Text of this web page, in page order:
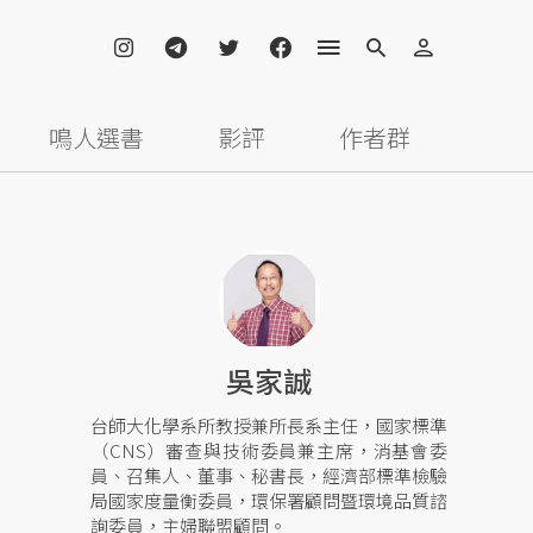
鳴人選書 影評 作者群
吳家誠
台師大化學系所教授兼所長系主任，國家標準
（CNS）審查與技術委員兼主席，消基會委
員、召集人、董事、秘書長，經濟部標準檢驗
局國家度量衡委員，環保署顧問暨環境品質諮
詢委員，主婦聯盟顧問。